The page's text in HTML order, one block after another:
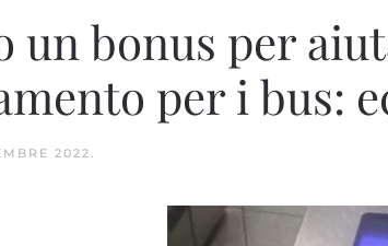
un bonus per
per i bus:
2022.